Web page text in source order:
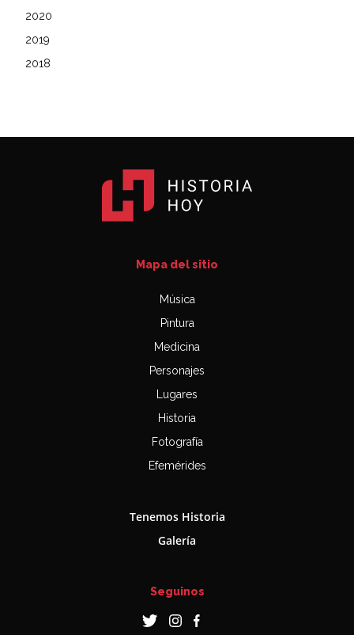
2020
2019
2018
Mapa del sitio
Música
Pintura
Medicina
Personajes
Lugares
Historia
Fotografía
Efemérides
Tenemos Historia
Galería
Seguinos